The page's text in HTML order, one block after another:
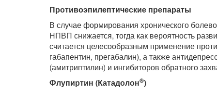
Противоэпилептические препараты
В случае формирования хронического
НПВП снижается, тогда как вероятность
считается целесообразным применение
габапентин, прегабалин), а также
(амитриптилин) и ингибиторов обратного
Флупиртин (Катадолон®)